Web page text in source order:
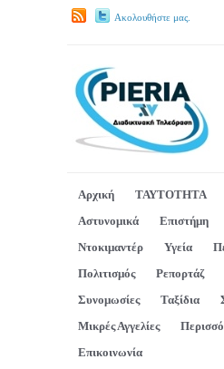
Ακολουθήστε μας.
Αρχική ΤΑΥΤΟΤΗΤΑ
Αστυνομικά
Επιστήμη
Ντοκιμαντέρ
Υγεία
Πολιτισμός
Ρεπορτάζ
Συνομωσίες
Ταξίδια
Μικρές Αγγελίες
Επικοινωνία